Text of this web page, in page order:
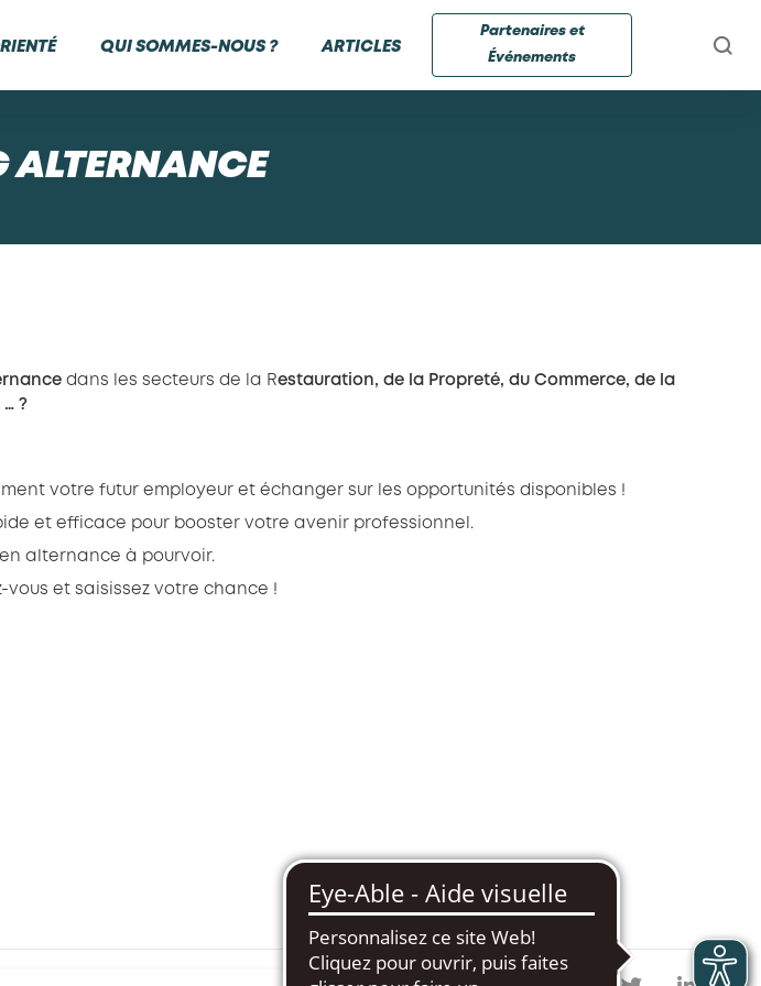
QUI SOMMES-NOUS ? ARTICLES
Partenaires et
Événements
ALTERNANCE
dans les secteurs de la Restauration, de la Propreté, du Commerce, de la
?
votre futur employeur et échanger sur les opportunités disponibles !
et efficace pour booster votre avenir professionnel.
alternance à pourvoir.
vous et saisissez votre chance !